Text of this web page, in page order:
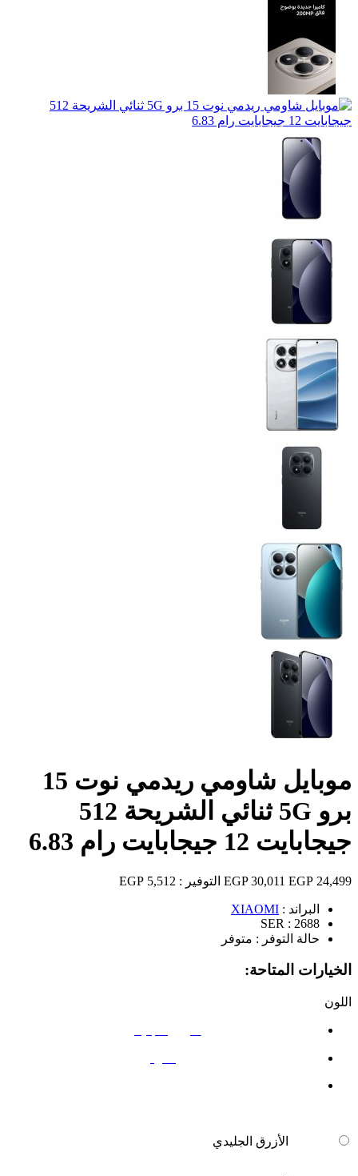
موبايل شاومي ريدمي نوت 15
برو 5G ثنائي الشريحة 512
جيجابايت 12 جيجابايت رام 6.83
24,499 EGP
30,011 EGP التوفير : 5,512 EGP
البراند : XIAOMI
SER : 2688
حالة التوفر : متوفر
الخيارات المتاحة:
اللون
الأزرق الجليدي